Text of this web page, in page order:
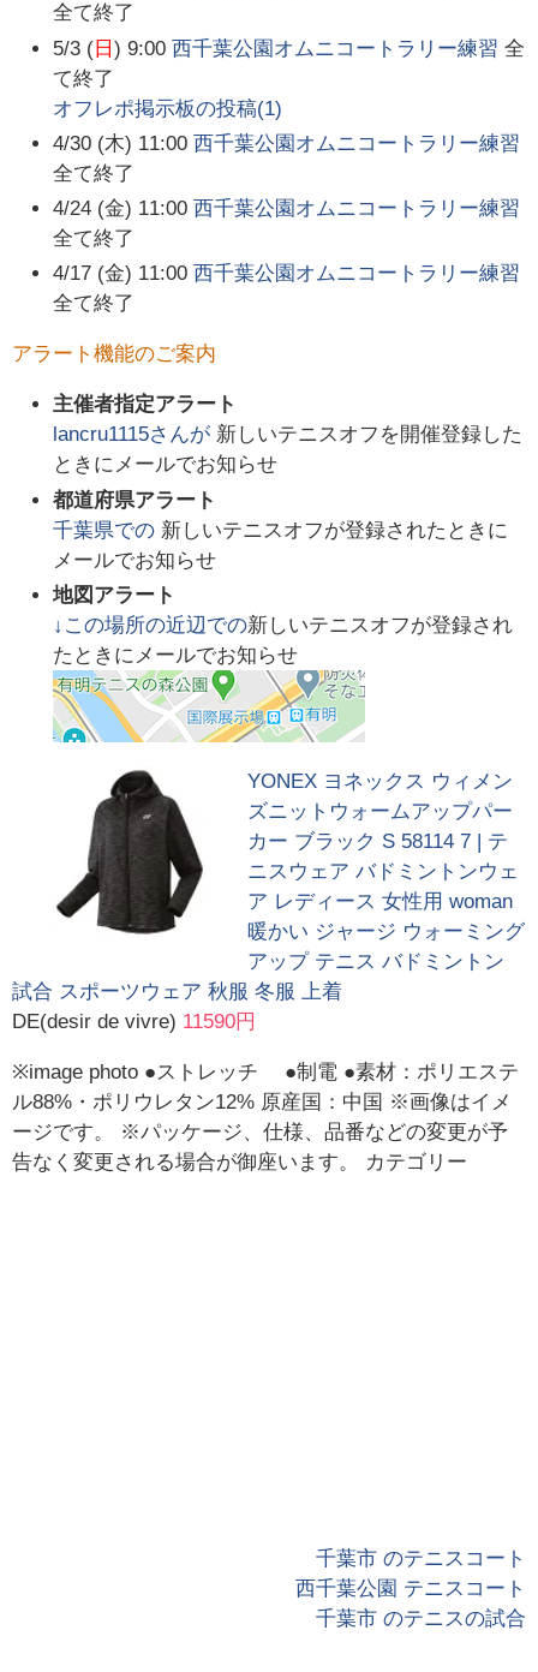
全て終了
5/3 ( 日) 9:00 西千葉公園オムニコートラリー練習 全
て終了
オフレポ掲示板の投稿(1)
4/30 (木) 11:00 西千葉公園オムニコートラリー練習
全て終了
4/24 (金) 11:00 西千葉公園オムニコートラリー練習
全て終了
4/17 (金) 11:00 西千葉公園オムニコートラリー練習
全て終了
アラート機能のご案内
主催者指定アラート
lancru1115さんが 新しいテニスオフを開催登録した
ときにメールでお知らせ
都道府県アラート
千葉県での 新しいテニスオフが登録されたときに
メールでお知らせ
地図アラート
↓この場所の近辺での新しいテニスオフが登録され
たときにメールでお知らせ
YONEX ヨネックス ウィメン
ズニットウォームアップパー
カー ブラック S 58114 7 | テ
ニスウェア バドミントンウェ
ア レディース 女性用 woman
暖かい ジャージ ウォーミング
アップ テニス バドミントン
試合 スポーツウェア 秋服 冬服 上着
DE(desir de vivre) 11590円
※image photo ●ストレッチ ●制電 ●素材：ポリエステ
ル88%・ポリウレタン12% 原産国：中国 ※画像はイメ
ージです。 ※パッケージ、仕様、品番などの変更が予
告なく変更される場合が御座います。 カテゴリー
千葉市 のテニスコート
西千葉公園 テニスコート
千葉市 のテニスの試合